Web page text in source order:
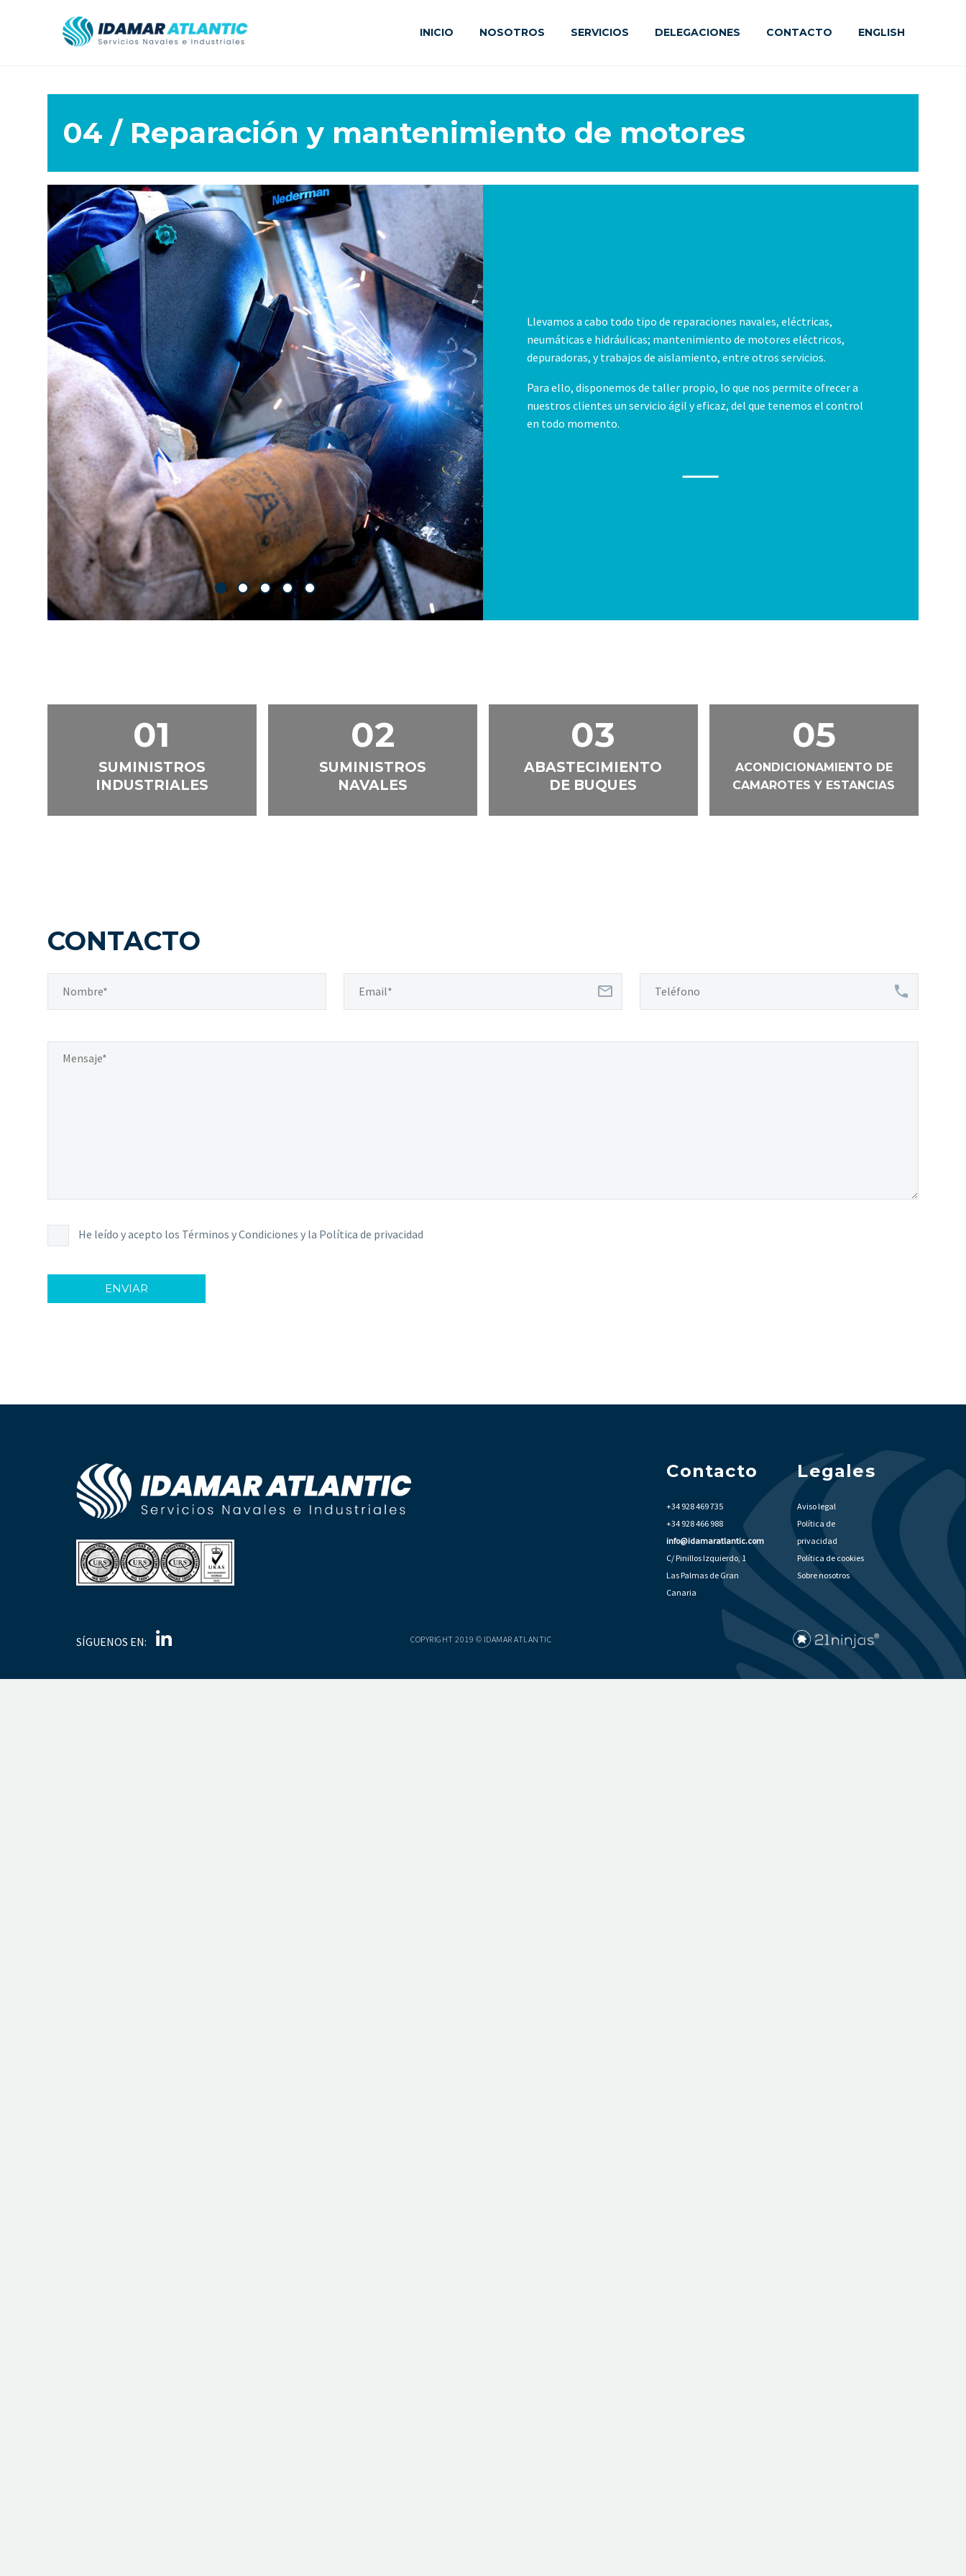
INICIO NOSOTROS SERVICIOS DELEGACIONES CONTACTO ENGLISH
04 / Reparación y mantenimiento de motores
Llevamos a cabo todo tipo de reparaciones navales, eléctricas,
neumáticas e hidráulicas; mantenimiento de motores eléctricos,
depuradoras, y trabajos de aislamiento, entre otros servicios.
Para ello, disponemos de taller propio, lo que nos permite ofrecer a
nuestros clientes un servicio ágil y eficaz, del que tenemos el control
en todo momento.
01
SUMINISTROS
INDUSTRIALES
02
SUMINISTROS
NAVALES
03
ABASTECIMIENTO
DE BUQUES
05
ACONDICIONAMIENTO DE
CAMAROTES Y ESTANCIAS
CONTACTO
He leído y acepto los Términos y Condiciones y la Política de privacidad
Legales
Aviso legal
Política de
privacidad
Política de cookies
Sobre nosotros
Contacto
+34 928 469 735
+34 928 466 988
info@idamaratlantic.com
C/ Pinillos Izquierdo, 1
Las Palmas de Gran
Canaria
SÍGUENOS EN: COPYRIGHT 2019 © IDAMAR ATLANTIC